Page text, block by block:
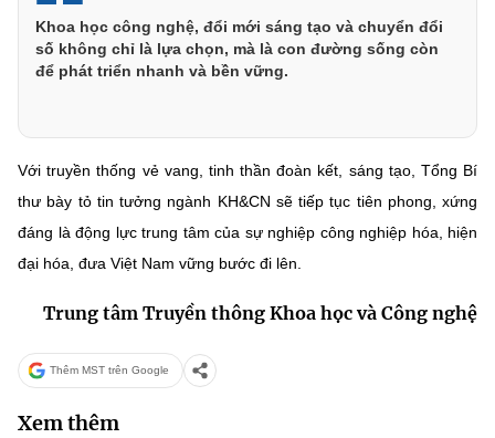
Khoa học công nghệ, đổi mới sáng tạo và chuyển đổi
số không chỉ là lựa chọn, mà là con đường sống còn
để phát triển nhanh và bền vững.
Với truyền thống vẻ vang, tinh thần đoàn kết, sáng tạo, Tổng Bí
thư bày tỏ tin tưởng ngành KH&CN sẽ tiếp tục tiên phong, xứng
đáng là động lực trung tâm của sự nghiệp công nghiệp hóa, hiện
đại hóa, đưa Việt Nam vững bước đi lên.
Trung tâm Truyền thông Khoa học và Công nghệ
Thêm MST trên Google
Xem thêm